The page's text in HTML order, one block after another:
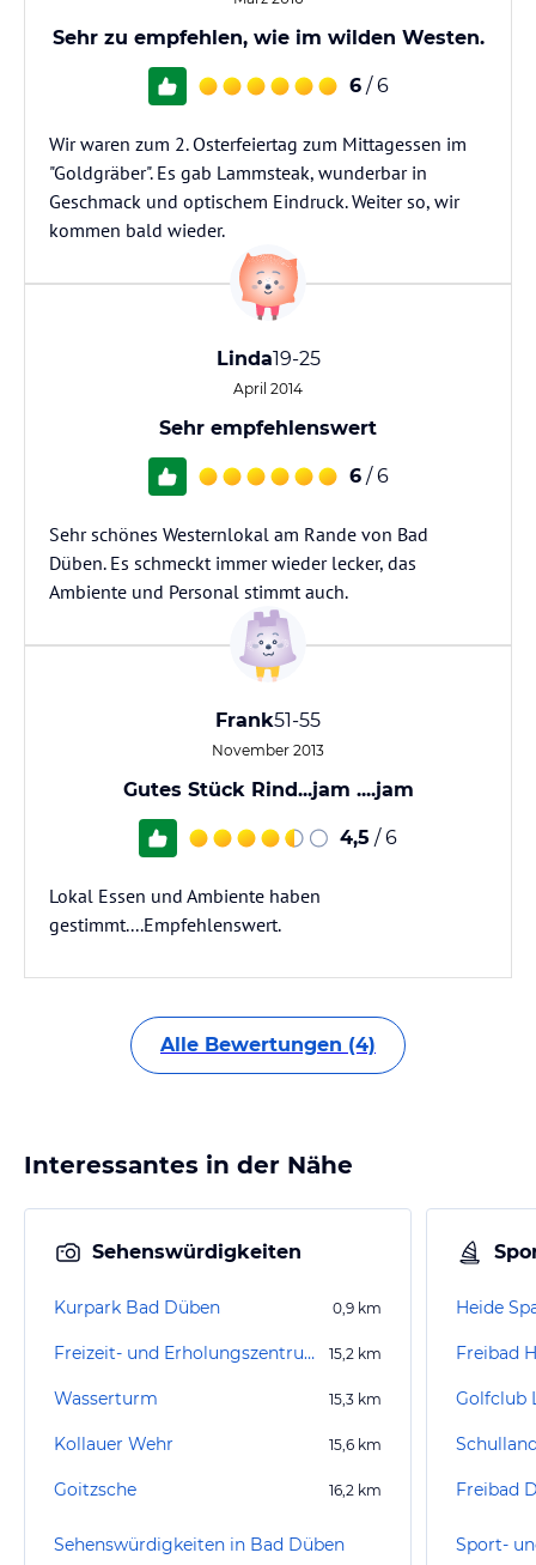
Sehr zu empfehlen, wie im wilden Westen.
6 / 6
Wir waren zum 2. Osterfeiertag zum Mittagessen im
"Goldgräber". Es gab Lammsteak, wunderbar in
Geschmack und optischem Eindruck. Weiter so, wir
kommen bald wieder.
Linda19-25
April 2014
Sehr empfehlenswert
6 / 6
Sehr schönes Westernlokal am Rande von Bad
Düben. Es schmeckt immer wieder lecker, das
Ambiente und Personal stimmt auch.
Frank51-55
November 2013
Gutes Stück Rind...jam ....jam
4,5 / 6
Lokal Essen und Ambiente haben
gestimmt....Empfehlenswert.
Alle Bewertungen (4)
Interessantes in der Nähe
Sehenswürdigkeiten
Kurpark Bad Düben 0,9 km
Freizeit- und Erholungszentrum am Kiessee 15,2 km
Wasserturm 15,3 km
Kollauer Wehr 15,6 km
Goitzsche 16,2 km
Sehenswürdigkeiten in Bad Düben
Heide
Freibad
Golfclub
Freibad